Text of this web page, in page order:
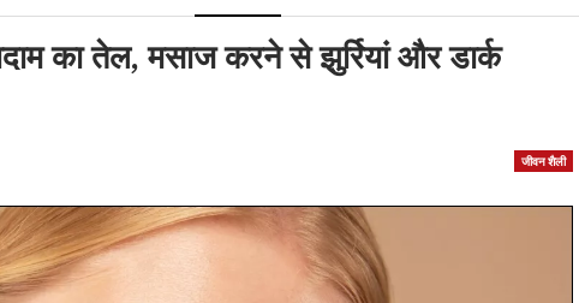
का तेल, मसाज करने से झुर्रियां और डार्क
जीवन शैली
कम…
की जेल में मौत के बाद रूस में…
IND Vs AUS: